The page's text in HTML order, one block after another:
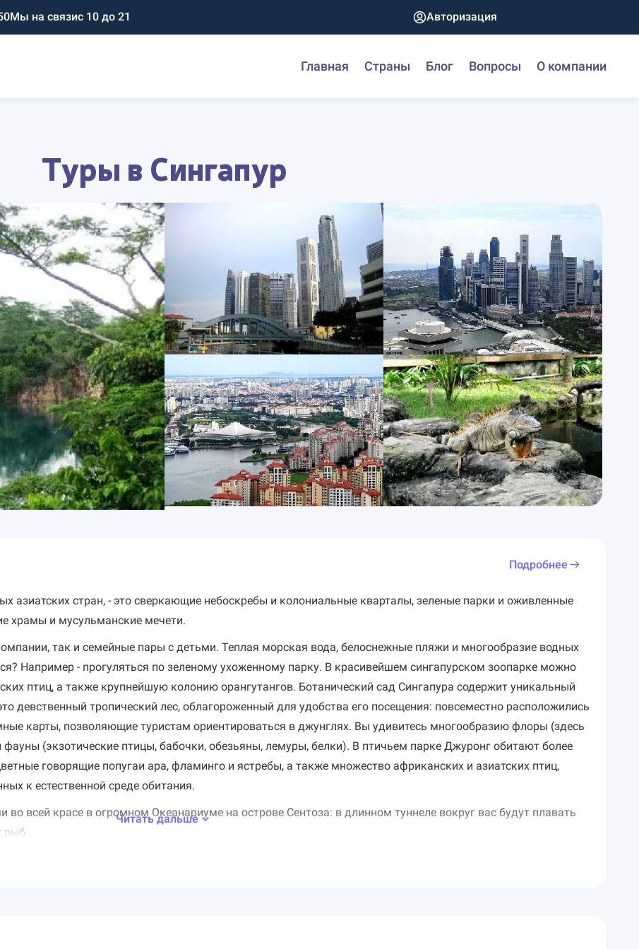
Мы на связис 10 до 21 Авторизация
Главная Страны Блог Вопросы О компании
Туры в Сингапур
Подробнее
азиатских стран, - это сверкающие небоскребы и колониальные кварталы, зеленые парки и оживленные
храмы и мусульманские мечети.
так и семейные пары с детьми. Теплая морская вода, белоснежные пляжи и многообразие водных
Например - прогуляться по зеленому ухоженному парку. В красивейшем сингапурском зоопарке можно
птиц, а также крупнейшую колонию орангутангов. Ботанический сад Сингапура содержит уникальный
девственный тропический лес, облагороженный для удобства его посещения: повсеместно расположились
карты, позволяющие туристам ориентироваться в джунглях. Вы удивитесь многообразию флоры (здесь
(экзотические птицы, бабочки, обезьяны, лемуры, белки). В птичьем парке Джуронг обитают более
говорящие попугаи ара, фламинго и ястребы, а также множество африканских и азиатских птиц,
к естественной среде обитания.
всей красе в огромном Океанариуме на острове Сентоза: в длинном туннеле вокруг вас будут плавать
разделена на этнические кварталы: на Арабской улице продают уникальные ткани и сувениры, китайский
Читать дальше